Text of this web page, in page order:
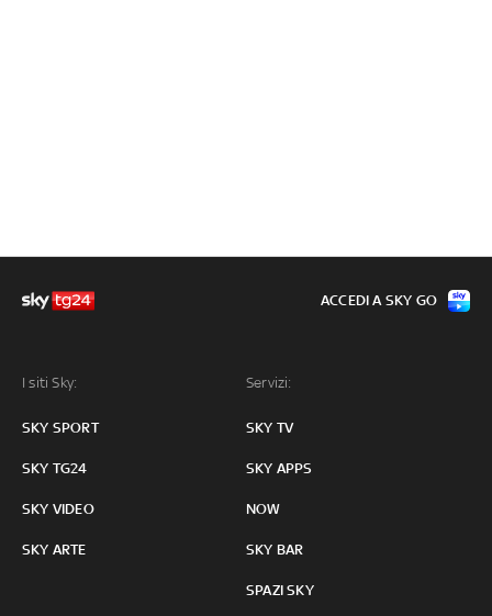
I siti Sky:
SKY SPORT
SKY TG24
SKY VIDEO
SKY ARTE
Servizi:
SKY TV
SKY APPS
NOW
SKY BAR
SPAZI SKY
ACCEDI A SKY GO